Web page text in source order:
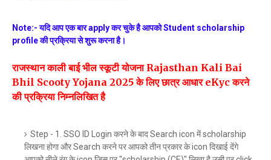
Note:- यदि आप एक बार apply कर चुके है आपको Student scholarship
profile की प्रक्रिया से शुरू करना है।
राजस्थान काली बाई भील स्कूटी योजना Rajasthan Kali Bai
Bhil Scooty Yojana 2025 के लिए छात्र आधार eKyc करने
की प्रक्रिया निम्नलिखित है
Step - 1. SSO ID Login करने के बाद Search icon में scholarship
लिखना होगा और Search करने पर आपको तीन प्रकार के icon दिखाई देंगे